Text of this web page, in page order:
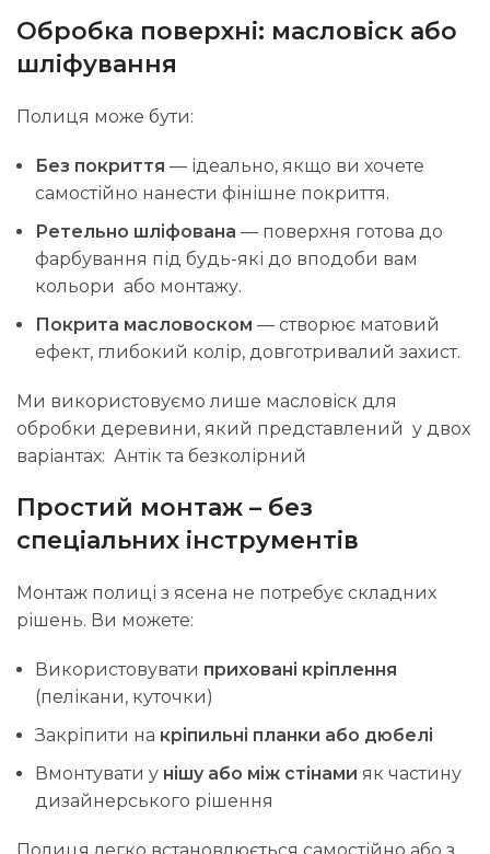
Обробка поверхні: масловіск або
шліфування
Полиця може бути:
Без покриття — ідеально, якщо ви хочете
самостійно нанести фінішне покриття.
Ретельно шліфована — поверхня готова до
фарбування під будь-які до вподоби вам
кольори або монтажу.
Покрита масловоском — створює матовий
ефект, глибокий колір, довготривалий захист.
Ми використовуємо лише масловіск для
обробки деревини, який представлений у двох
варіантах: Антік та безколірний
Простий монтаж – без
спеціальних інструментів
Монтаж полиці з ясена не потребує складних
рішень. Ви можете:
Використовувати приховані кріплення
(пелікани, куточки)
Закріпити на кріпильні планки або дюбелі
Вмонтувати у нішу або між стінами як частину
дизайнерського рішення